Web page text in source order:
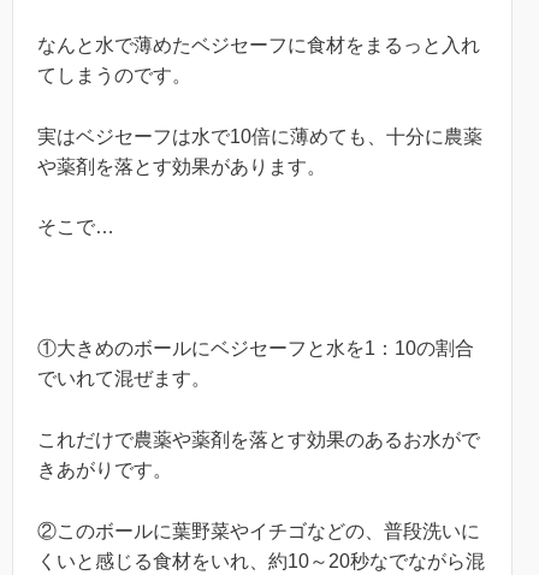
なんと水で薄めたベジセーフに食材をまるっと入れ
てしまうのです。
実はベジセーフは水で10倍に薄めても、十分に農薬
や薬剤を落とす効果があります。
そこで…
①大きめのボールにベジセーフと水を1：10の割合
でいれて混ぜます。
これだけで農薬や薬剤を落とす効果のあるお水がで
きあがりです。
②このボールに葉野菜やイチゴなどの、普段洗いに
くいと感じる食材をいれ、約10～20秒なでながら混